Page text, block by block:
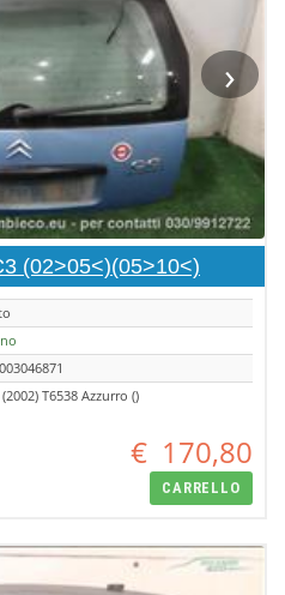
›
(02>05<)(05>10<)
(2002) T6538 Azzurro ()
€ 170,80
CARRELLO